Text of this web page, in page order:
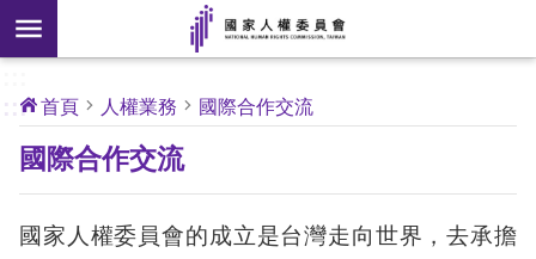
前往主要內容區塊
搜
尋
開
]
核
心
人
權
約
:::
首頁 人權業務 國際合作交流
國際合作交流
國家人權委員會的成立是台灣走向世界，去承擔